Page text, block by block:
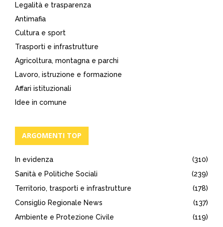
Legalità e trasparenza
Antimafia
Cultura e sport
Trasporti e infrastrutture
Agricoltura, montagna e parchi
Lavoro, istruzione e formazione
Affari istituzionali
Idee in comune
ARGOMENTI TOP
In evidenza
(310)
Sanità e Politiche Sociali
(239)
Territorio, trasporti e infrastrutture
(178)
Consiglio Regionale News
(137)
Ambiente e Protezione Civile
(119)